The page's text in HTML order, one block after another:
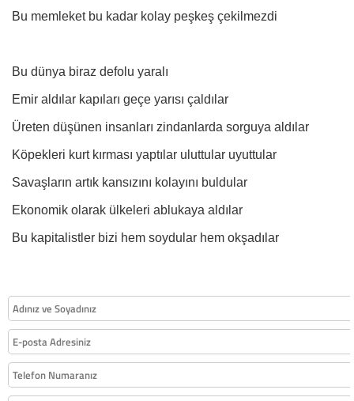
Bu memleket bu kadar kolay peşkeş çekilmezdi
Bu dünya biraz defolu yaralı
Emir aldılar kapıları geçe yarısı çaldılar
Üreten düşünen insanları zindanlarda sorguya aldılar
Köpekleri kurt kırması yaptılar uluttular uyuttular
Savaşların artık kansızını kolayını buldular
Ekonomik olarak ülkeleri ablukaya aldılar
Bu kapitalistler bizi hem soydular hem okşadılar